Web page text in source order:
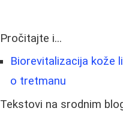
Pročitajte i...
Biorevitalizacija kože
o tretmanu
Tekstovi na srodnim